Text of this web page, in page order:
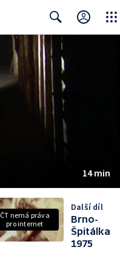
Search
14 min
ČT nemá práva
pro internet
Další díl
Brno-
Špitálka
1975